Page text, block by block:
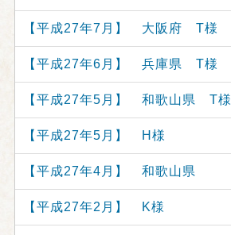
【平成27年7月】 大阪府 T様
【平成27年6月】 兵庫県 T様
【平成27年5月】 和歌山県 T様
【平成27年5月】 H様
【平成27年4月】 和歌山県
【平成27年2月】 K様